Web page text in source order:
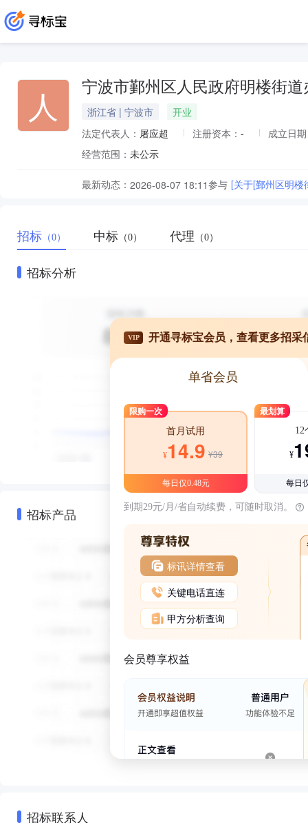
人 宁波市鄞州区人民政府明楼街道
浙江省 | 宁波市
开业
法定代表人： 屠应超 注册资本： -
成立日
经营范围： 未公示
最新动态： 2026-08-07 18:11参与 [关于[鄞州区明
招标 （0） 中标 （0） 代理 （0）
招标分析
招标产品
VIP 开通寻标宝会员，查看更多招采
单省会员
限购一次
首月试用
¥14.9 ¥39
每日仅0.48元
最划算
12
¥
每日
到期29元/月/省自动续费，可随时取消。
标讯详情查看
关键电话直连
甲方分析查询
会员尊享权益
招标联系人